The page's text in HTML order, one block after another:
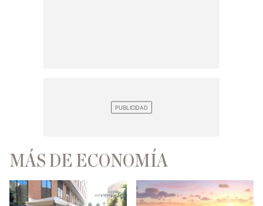
MÁS DE ECONOMÍA